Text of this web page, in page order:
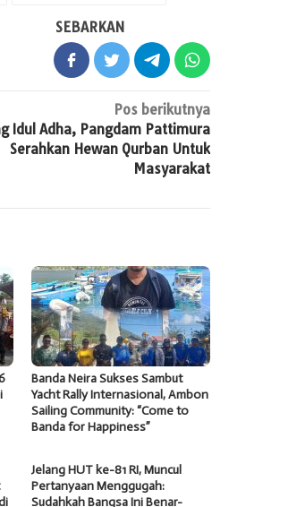
SEBARKAN
Pos berikutnya
Idul Adha, Pangdam Pattimura
Serahkan Hewan Qurban Untuk
Masyarakat
Banda Neira Sukses Sambut
Yacht Rally Internasional, Ambon
Sailing Community: “Come to
Banda for Happiness”
Jelang HUT ke-81 RI, Muncul
Pertanyaan Menggugah:
Sudahkah Bangsa Ini Benar-